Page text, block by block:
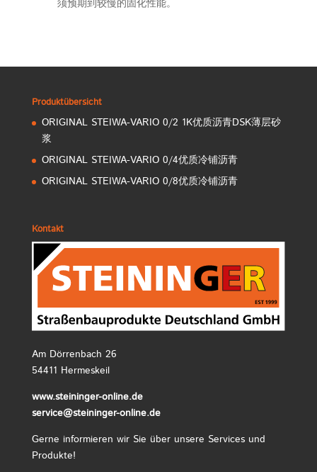
须预期到较慢的固化性能。
Produktübersicht
ORIGINAL STEIWA-VARIO 0/2 1K优质沥青DSK薄层砂
浆
ORIGINAL STEIWA-VARIO 0/4优质冷铺沥青
ORIGINAL STEIWA-VARIO 0/8优质冷铺沥青
Kontakt
Am Dörrenbach 26
54411 Hermeskeil
www.steininger-online.de
service@steininger-online.de
Gerne informieren wir Sie über unsere Services und
Produkte!